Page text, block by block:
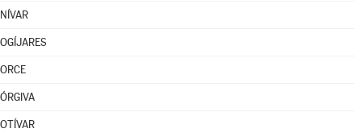
NÍVAR
OGÍJARES
ORCE
ÓRGIVA
OTÍVAR